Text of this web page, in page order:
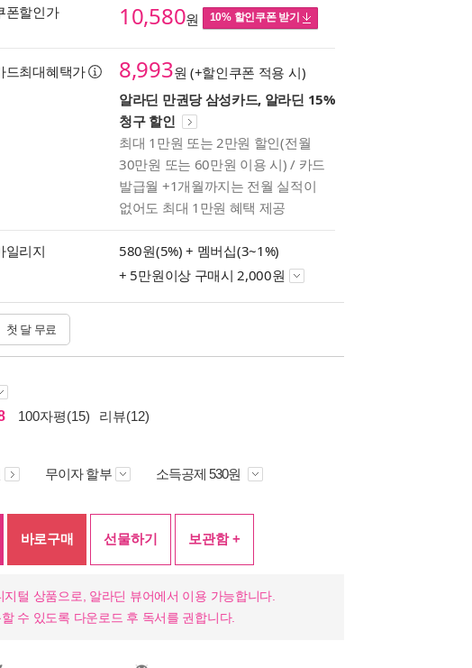
폰할인가
10,580원 10% 할인쿠폰 받기
드최대혜택가 8,993원 (+할인쿠폰 적용 시)
알라딘 만권당 삼성카드, 알라딘 15%
청구 할인
최대 1만원 또는 2만원 할인(전월
30만원 또는 60만원 이용 시) / 카드
발급월 +1개월까지는 전월 실적이
없어도 최대 1만원 혜택 제공
일리지 580원(5%) + 멤버십(3~1%)
+ 5만원이상 구매시 2,000원
첫 달 무료
100자평(15) 리뷰(12)
무이자 할부 소득공제 530원
바로구매 선물하기 보관함 +
털 상품으로, 알라딘 뷰어에서 이용 가능합니다.
수 있도록 다운로드 후 독서를 권합니다.